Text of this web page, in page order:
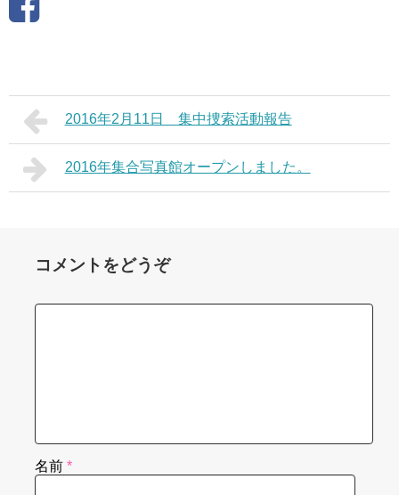
2016年2月11日 集中捜索活動報告
2016年集合写真館オープンしました。
コメントをどうぞ
名前 *